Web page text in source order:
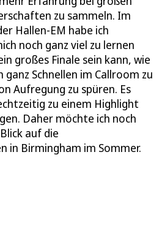
zu sammeln. Im
Hallen-EM habe ich
noch ganz viel zu lernen
großes Finale sein kann, wie
Schnellen im Callroom zu
Aufregung zu spüren. Es
zu einem Highlight
Daher möchte ich noch
auf die
in Birmingham im Sommer.